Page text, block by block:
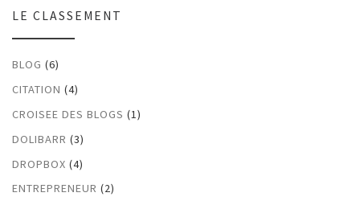
LE CLASSEMENT
BLOG (6)
CITATION (4)
CROISEE DES BLOGS (1)
DOLIBARR (3)
DROPBOX (4)
ENTREPRENEUR (2)